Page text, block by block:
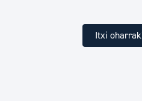
Itxi oharrak